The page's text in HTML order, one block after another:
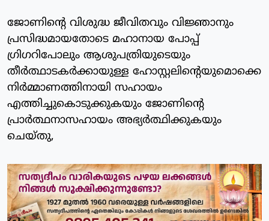
ജോണിന്റെ വിശുദ്ധ ജീവിതവും വിജ്ഞാനും
പ്രസിദ്ധമായതോടെ മഹാനായ പോപ്പ്
ഗ്രിഗറിപോലും ആശുപത്രിയുടെയും
തീര്‍ത്ഥാടകര്‍ക്കായുള്ള ഹോസ്റ്റലിന്റെയുമൊക്കെ
നിര്‍മ്മാണത്തിനായി സഹായം
എത്തിച്ചുകൊടുക്കുകയും ജോണിന്റെ
പ്രാര്‍ത്ഥനാസഹായം അഭ്യര്‍ത്ഥിക്കുകയും
ചെയ്തു,